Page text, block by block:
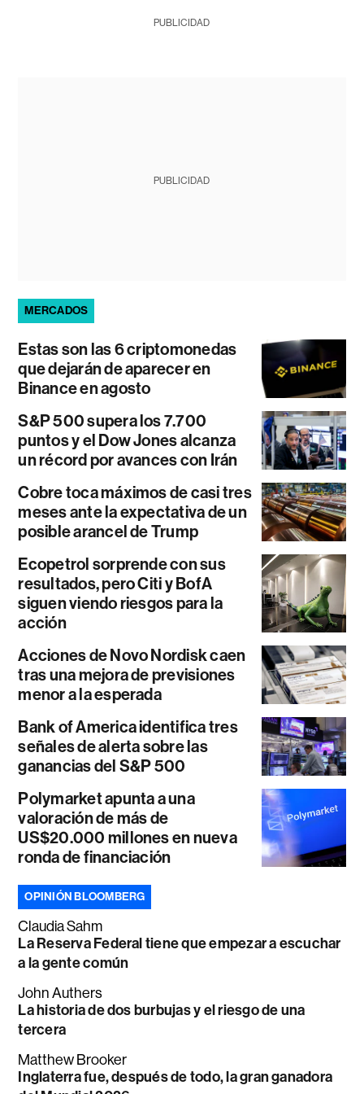
PUBLICIDAD
PUBLICIDAD
MERCADOS
Estas son las 6 criptomonedas
que dejarán de aparecer en
Binance en agosto
S&P 500 supera los 7.700
puntos y el Dow Jones alcanza
un récord por avances con Irán
Cobre toca máximos de casi tres
meses ante la expectativa de un
posible arancel de Trump
Ecopetrol sorprende con sus
resultados, pero Citi y BofA
siguen viendo riesgos para la
acción
Acciones de Novo Nordisk caen
tras una mejora de previsiones
menor a la esperada
Bank of America identifica tres
señales de alerta sobre las
ganancias del S&P 500
Polymarket apunta a una
valoración de más de
US$20.000 millones en nueva
ronda de financiación
OPINIÓN BLOOMBERG
Claudia Sahm
La Reserva Federal tiene que empezar a escuchar
a la gente común
John Authers
La historia de dos burbujas y el riesgo de una
tercera
Matthew Brooker
Inglaterra fue, después de todo, la gran ganadora